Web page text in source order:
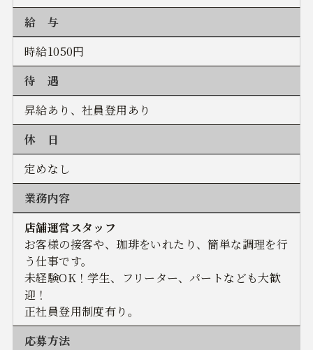
給 与
時給1050円
待 遇
昇給あり、社員登用あり
休 日
定めなし
業務内容
店舗運営スタッフ
お客様の接客や、珈琲をいれたり、簡単な調理を行
う仕事です。
未経験OK！学生、フリーター、パートなども大歓
迎！
正社員登用制度有り。
応募方法